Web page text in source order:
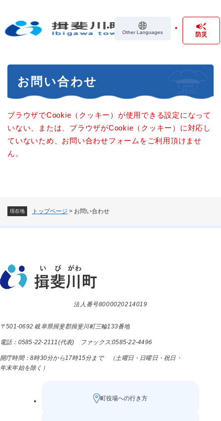
の
Other Languages 防災
現在地 トップページ > お問い合わせ
お問い合わせ
ブラウザでCookie（クッキー）が使用できる設定になって
いない、または、ブラウザがCookie（クッキー）に対応し
ていないため、お問い合わせフォームをご利用頂けませ
ん。
法人番号8000020214019
〒501-0692 岐阜県揖斐郡揖斐川町三輪133番地
電話：0585-22-2111(代表) ファックス:0585-22-4496
開庁時間：8時30分から17時15分まで （土曜日・日曜日・祝日・
年末年始を除く）
町役場への行き方